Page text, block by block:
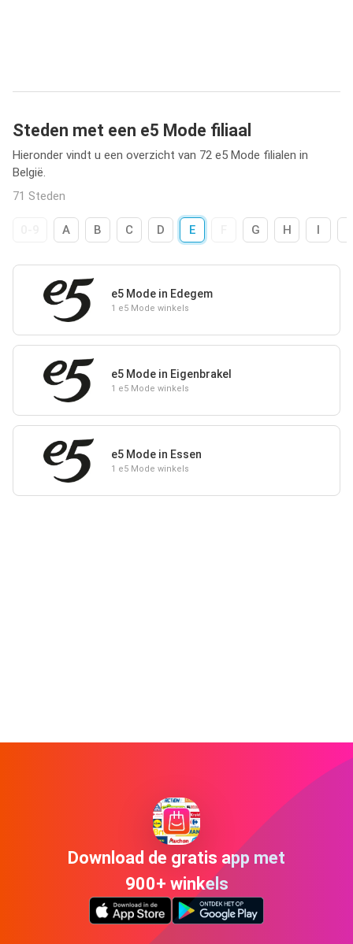
Steden met een e5 Mode filiaal
Hieronder vindt u een overzicht van 72 e5 Mode filialen in
België.
71 Steden
A B C D E G H I
e5 Mode in Edegem
1 e5 Mode winkels
e5 Mode in Eigenbrakel
1 e5 Mode winkels
e5 Mode in Essen
1 e5 Mode winkels
Download de gratis app met
900+ winkels